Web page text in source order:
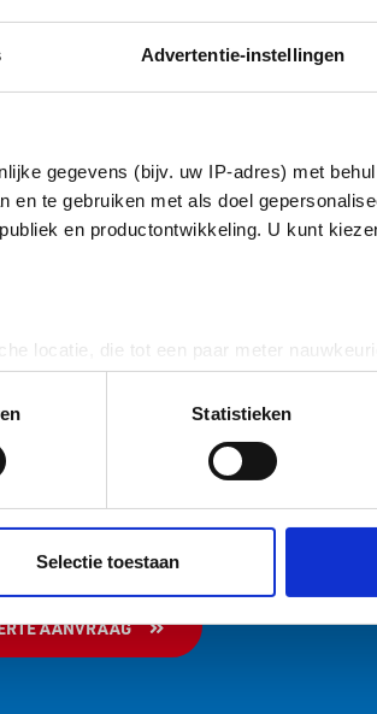
Advertentie-instellingen
gegevens (bijv. uw IP-adres) met
en te gebruiken met als doel
en productontwikkeling. U kunt
locatie, die tot een paar meter
scannen op specifieke eigenschappen
verwerkt en stel uw voorkeuren in het
in de Cookieverklaring.
over uw gebruik van onze site met
deze gegevens combineren met
Statistieken
Selectie toestaan
en/of
op voor meer informatie. Of ga naar onze
AANVRAAG